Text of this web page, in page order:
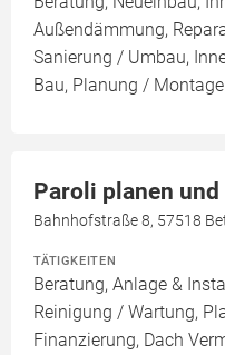
Außendämmung,
Sanierung / Umbau,
Bau, Planung / Montage
Paroli planen und
Bahnhofstraße 8, 57518
TÄTIGKEITEN
Beratung, Anlage &
Reinigung / Wartung,
Finanzierung, Dach